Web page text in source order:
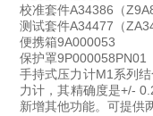
校准套件A34386（
测试套件A34477（
便携箱9A000053
保护罩9P000058PN01
手持式压力计M1系列
力计，其精确度是+/-
新增其他功能。可提供